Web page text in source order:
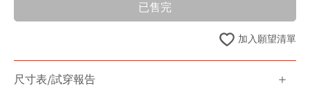
已售完
加入願望清單
尺寸表/試穿報告